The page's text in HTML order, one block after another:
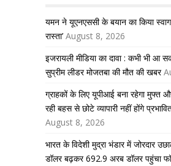
यमन ने यूएनएससी के बयान का किया
रास्ता’ August 8, 2026
इजरायली मीडिया का दावा : कभी भी आ
सुप्रीम लीडर मोजतबा की मौत की खबर
ग्राहकों के लिए यूपीआई बना रहेगा मुफ्त
रही बहस से छोटे व्यापारी नहीं होंगे
August 8, 2026
भारत के विदेशी मुद्रा भंडार में जोरदार
डॉलर बढ़कर 692.9 अरब डॉलर पहुंचा